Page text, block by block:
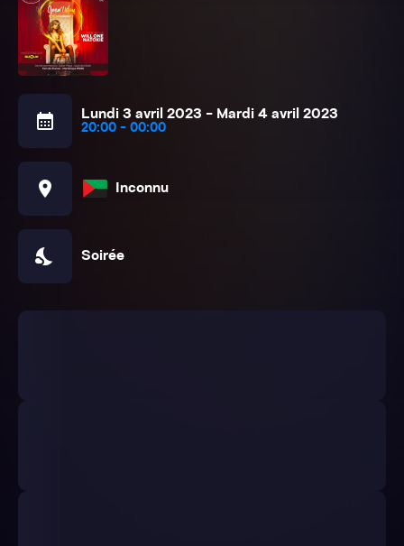
calendar_month Lundi 3 avril 2023 - Mardi 4 avril 2023
20:00 - 00:00
location_on Inconnu
nights_stay Soirée